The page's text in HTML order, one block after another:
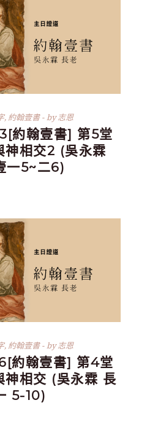
, 約翰壹書 by志恩
約翰壹書] 第5堂
神相交2 (吳永霖
一5~二6)
, 約翰壹書 by志恩
約翰壹書] 第4堂
神相交 (吳永霖 長
5-10)